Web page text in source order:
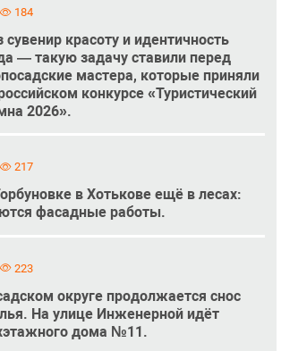
184
сувенир красоту и идентичность
— такую задачу ставили перед
мастера, которые приняли
конкурсе «Туристический
2026».
217
в Хотькове ещё в лесах:
фасадные работы.
223
округе продолжается снос
На улице Инженерной идёт
дома №11.